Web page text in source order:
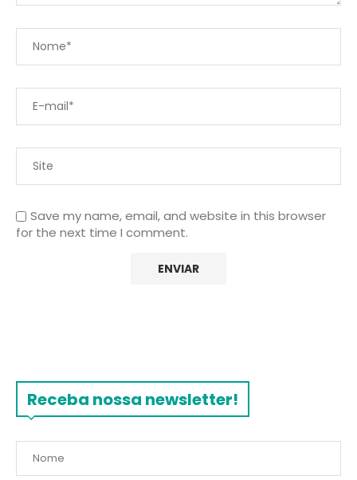
Save my name, email, and website in this browser
for the next time I comment.
Receba nossa newsletter!